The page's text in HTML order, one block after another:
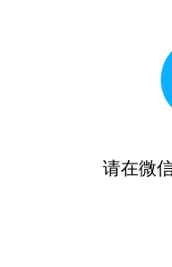
请在微